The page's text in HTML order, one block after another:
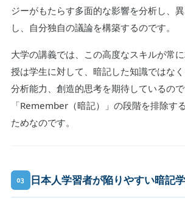
ジーがもたらす多面的な影響を分析し、
し、自分独自の議論を構築するのです。
大学の講義では、この高度なスキルが常
授は学生に対して、暗記した知識ではなく
分析能力、創造的思考を期待しているの
「Remember（暗記）」の段階を排除す
ためなのです。
03 日本人学習者が陥りやすい暗記